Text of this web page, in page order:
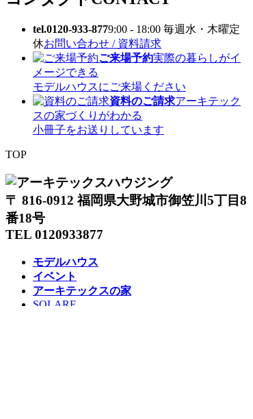
tel.0120-933-8779:00 - 18:00 毎週水・木曜定
休お問い合わせ / 資料請求
ご来場予約実際の暮らしがイ
メージできる
モデルハウスにご来場ください
資料のご請求アーキテック
スの家づくりがわかる
小冊子をお送りしています
TOP
〒 816-0912 福岡県大野城市御笠川5丁目8
番18号
TEL 0120933877
モデルハウス
イベント
アーキテックスの家
SOLARE